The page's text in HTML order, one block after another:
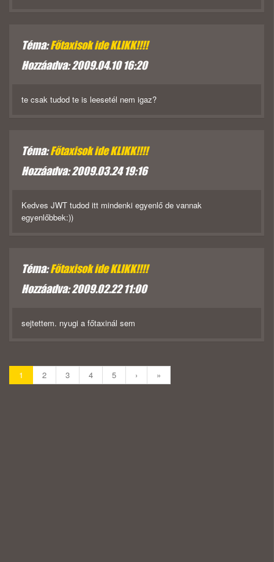
Téma:Főtaxisok ide KLIKK!!!!
Hozzáadva: 2009.04.10 16:20
te csak tudod te is leesetél nem igaz?
Téma:Főtaxisok ide KLIKK!!!!
Hozzáadva: 2009.03.24 19:16
Kedves JWT tudod itt mindenki egyenlő de vannak
egyenlőbbek:))
Téma:Főtaxisok ide KLIKK!!!!
Hozzáadva: 2009.02.22 11:00
sejtettem. nyugi a főtaxinál sem
1 2 3 4 5 › »